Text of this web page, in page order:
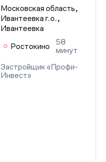
Московская область,
Ивантеевка г.о.,
Ивантеевка
Ростокино
58
минут
Застройщик «Профи-
Инвест»